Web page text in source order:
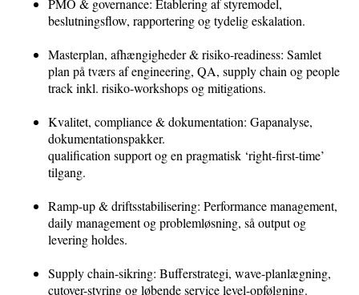
PMO & governance: Etablering af styremodel,
beslutningsflow, rapportering og tydelig eskalation.
Masterplan, afhængigheder & risiko-readiness: Samlet
plan på tværs af engineering, QA, supply chain og people
track inkl. risiko-workshops og mitigations.
Kvalitet, compliance & dokumentation: Gapanalyse,
dokumentationspakker.
qualification support og en pragmatisk ‘right-first-time’
tilgang.
Ramp-up & driftsstabilisering: Performance management,
daily management og problemløsning, så output og
levering holdes.
Supply chain-sikring: Bufferstrategi, wave-planlægning,
cutover-styring og løbende service level-opfølgning.